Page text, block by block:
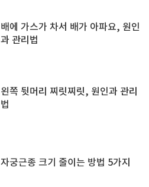
배에 가스가 차서 배가 아파요, 원인
과 관리법
왼쪽 뒷머리 찌릿찌릿, 원인과 관리
법
자궁근종 크기 줄이는 방법 5가지